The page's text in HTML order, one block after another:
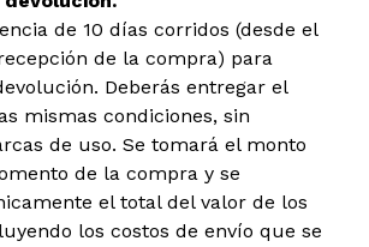
de 10 días corridos (desde el
de la compra) para
Deberás entregar el
mismas condiciones, sin
de uso. Se tomará el monto
de la compra y se
el total del valor de los
los costos de envío que se